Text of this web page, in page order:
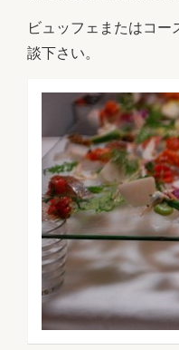
ビュッフェまたはコ
談下さい。